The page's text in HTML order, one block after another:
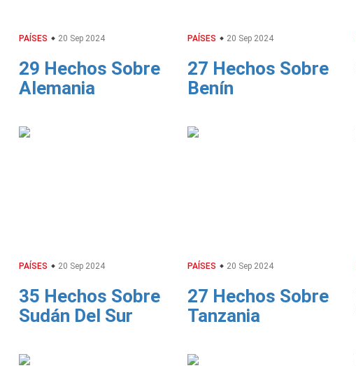
PAÍSES 20 Sep 2024
29 Hechos Sobre
Alemania
PAÍSES 20 Sep 2024
27 Hechos Sobre
Benín
PAÍSES 20 Sep 2024
35 Hechos Sobre
Sudán Del Sur
PAÍSES 20 Sep 2024
27 Hechos Sobre
Tanzania